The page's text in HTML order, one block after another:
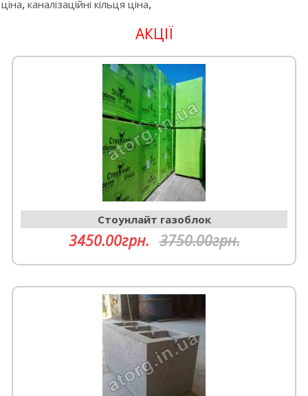
ціна, каналізаційні кільця ціна,
АКЦІЇ
Cтоунлайт газоблок
3450.00грн. 3750.00грн.